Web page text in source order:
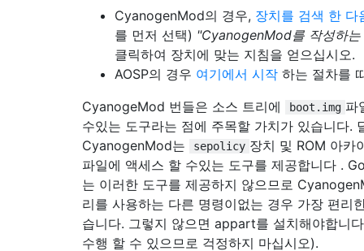
CyanogenMod의 경우, 장치를 검색 한 다
를 먼저 선택) "CyanogenMod를 작성하는
클릭하여 장치에 맞는 지침을 얻으십시오.
AOSP의 경우 여기에서 시작 하는 절차를
CyanogeMod 번들은 소스 트리에
boot.img 파
수있는 도구라는 점에 주목할 가치가 있습니다.
CyanogenMod는
sepolicy 장치 및 ROM 아카
파일에 액세스 할 수있는 도구를 제공합니다 .
는 이러한 도구를 제공하지 않으므로
리를 사용하는 다른 명령이없는 경우 가장 편리
습니다. 그렇지 않으면 appart를 설치해야합니
수행 할 수 있으므로 걱정하지 마십시오).